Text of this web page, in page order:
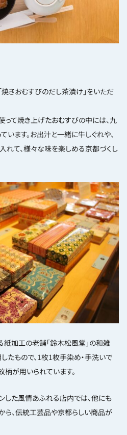
きおむすびのだし茶漬け」をいただ
って焼き上げたおむすびの中には、九
ます。お出汁と一緒に牛しぐれや、
れて、様々な味を楽しめる京都づくし
加工の老舗「鈴木松風堂」の和雑
たもので、1枚1枚手染め・手洗いで
柄が用いられています。
した風情あふれる店内では、他にも
ら、伝統工芸品や京都らしい商品が